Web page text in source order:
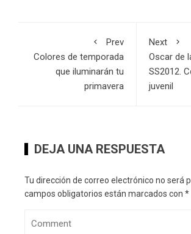
Prev
Colores de temporada
que iluminarán tu
primavera
Next
Oscar de
SS2012.
juvenil
DEJA UNA RESPUESTA
Tu dirección de correo electrónico no será
campos obligatorios están marcados con *